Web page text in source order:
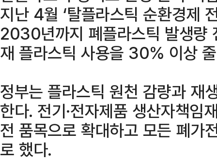
지난 4월 ‘탈플라스틱 순환경제
2030년까지 폐플라스틱 발생량
재 플라스틱 사용을 30% 이상
정부는 플라스틱 원천 감량과 재
한다. 전기·전자제품 생산자책
전 품목으로 확대하고 모든 폐가
로 했다.